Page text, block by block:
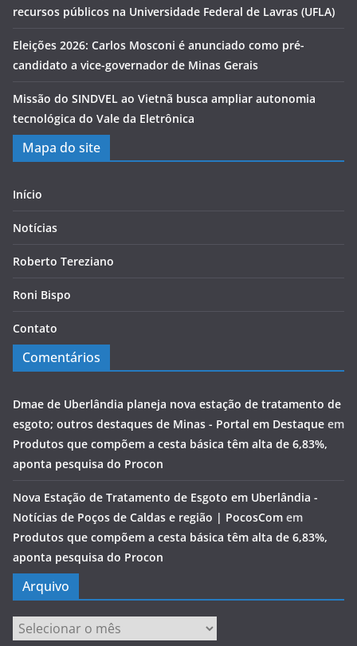
recursos públicos na Universidade Federal de Lavras (UFLA)
Eleições 2026: Carlos Mosconi é anunciado como pré-
candidato a vice-governador de Minas Gerais
Missão do SINDVEL ao Vietnã busca ampliar autonomia
tecnológica do Vale da Eletrônica
Mapa do site
Início
Notícias
Roberto Tereziano
Roni Bispo
Contato
Comentários
Dmae de Uberlândia planeja nova estação de tratamento de
esgoto; outros destaques de Minas - Portal em Destaque em
Produtos que compõem a cesta básica têm alta de 6,83%,
aponta pesquisa do Procon
Nova Estação de Tratamento de Esgoto em Uberlândia -
Notícias de Poços de Caldas e região | PocosCom em
Produtos que compõem a cesta básica têm alta de 6,83%,
aponta pesquisa do Procon
Arquivo
Arquivo